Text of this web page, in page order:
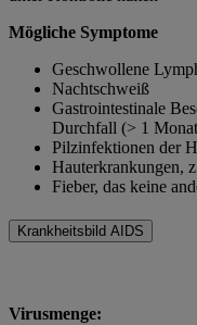
Mögliche Symptome
Geschwollene
Nachtschweiß
Gastrointestinale
Durchfall (> 1
Pilzinfektionen der
Hauterkrankungen,
Fieber, das keine
Krankheitsbild AIDS
Virusmenge: